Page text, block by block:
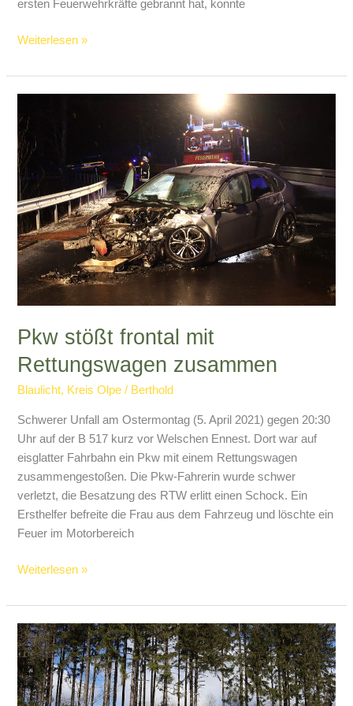
ersten Feuerwehrkräfte gebrannt hat, konnte
Einsatz
Finnentroper
Feuerwehr
Weiterlesen »
Pkw stößt frontal mit
Rettungswagen zusammen
Blaulicht, Kreis Olpe / Berthold
Schwerer Unfall am Ostermontag (5. April 2021) gegen 20:30
Uhr auf der B 517 kurz vor Welschen Ennest. Dort war auf
eisglatter Fahrbahn ein Pkw mit einem Rettungswagen
zusammengestoßen. Die Pkw-Fahrerin wurde schwer
verletzt, die Besatzung des RTW erlitt einen Schock. Ein
Ersthelfer befreite die Frau aus dem Fahrzeug und löschte ein
Feuer im Motorbereich
Pkw
frontal
mit
Rettungswagen
zusammen
Weiterlesen »